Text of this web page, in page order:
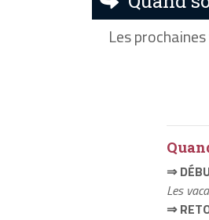
Les prochaines
⇒
Les
⇒